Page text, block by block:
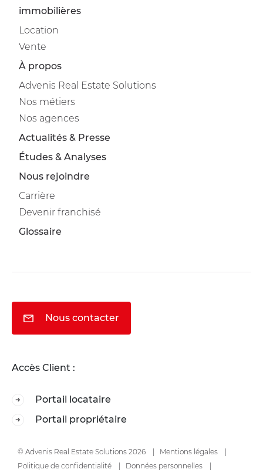
immobilières
Location
Vente
À propos
Advenis Real Estate Solutions
Nos métiers
Nos agences
Actualités & Presse
Études & Analyses
Nous rejoindre
Carrière
Devenir franchisé
Glossaire
Nous contacter
Accès Client :
Portail locataire
Portail propriétaire
© Advenis Real Estate Solutions 2026
Mentions légales
Politique de confidentialité
Données personnelles